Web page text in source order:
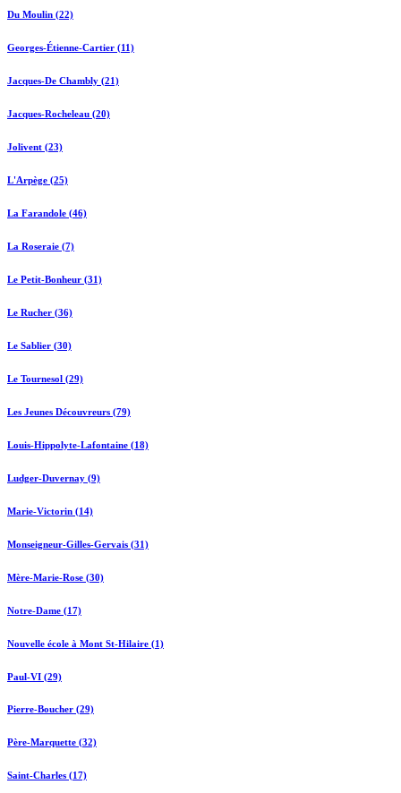
Du Moulin (22)
Georges-Étienne-Cartier (11)
Jacques-De Chambly (21)
Jacques-Rocheleau (20)
Jolivent (23)
L'Arpège (25)
La Farandole (46)
La Roseraie (7)
Le Petit-Bonheur (31)
Le Rucher (36)
Le Sablier (30)
Le Tournesol (29)
Les Jeunes Découvreurs (79)
Louis-Hippolyte-Lafontaine (18)
Ludger-Duvernay (9)
Marie-Victorin (14)
Monseigneur-Gilles-Gervais (31)
Mère-Marie-Rose (30)
Notre-Dame (17)
Nouvelle école à Mont St-Hilaire (1)
Paul-VI (29)
Pierre-Boucher (29)
Père-Marquette (32)
Saint-Charles (17)